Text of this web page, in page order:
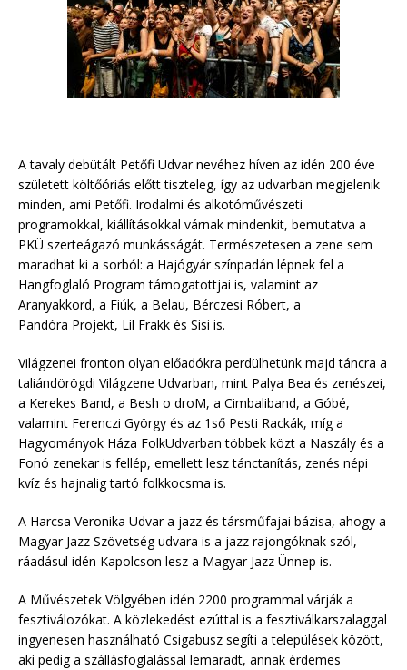
A tavaly debütált Petőfi Udvar nevéhez híven az idén 200 éve
született költőóriás előtt tiszteleg, így az udvarban megjelenik
minden, ami Petőfi. Irodalmi és alkotóművészeti
programokkal, kiállításokkal várnak mindenkit, bemutatva a
PKÜ szerteágazó munkásságát. Természetesen a zene sem
maradhat ki a sorból: a Hajógyár színpadán lépnek fel a
Hangfoglaló Program támogatottjai is, valamint az
Aranyakkord, a Fiúk, a Belau, Bérczesi Róbert, a
Pandóra Projekt, Lil Frakk és Sisi is.
Világzenei fronton olyan előadókra perdülhetünk majd táncra a
taliándörögdi Világzene Udvarban, mint Palya Bea és zenészei,
a Kerekes Band, a Besh o droM, a Cimbaliband, a Góbé,
valamint Ferenczi György és az 1ső Pesti Rackák, míg a
Hagyományok Háza FolkUdvarban többek közt a Naszály és a
Fonó zenekar is fellép, emellett lesz tánctanítás, zenés népi
kvíz és hajnalig tartó folkkocsma is.
A Harcsa Veronika Udvar a jazz és társműfajai bázisa, ahogy a
Magyar Jazz Szövetség udvara is a jazz rajongóknak szól,
ráadásul idén Kapolcson lesz a Magyar Jazz Ünnep is.
A Művészetek Völgyében idén 2200 programmal várják a
fesztiválozókat. A közlekedést ezúttal is a fesztiválkarszalaggal
ingyenesen használható Csigabusz segíti a települések között,
aki pedig a szállásfoglalással lemaradt, annak érdemes